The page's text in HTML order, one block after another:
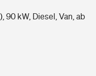
90 kW, Diesel, Van, ab